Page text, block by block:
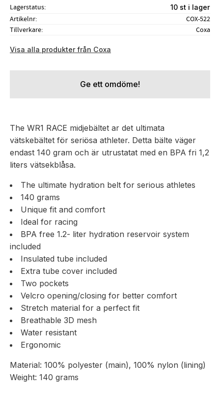
Lagerstatus 10 st i lager
Artikelnr
COX-522
Tillverkare
Coxa
Visa alla produkter från Coxa
Ge ett omdöme!
The WR1 RACE midjebältet ar det ultimata
vätskebältet för seriösa athleter. Detta bälte väger
endast 140 gram och är utrustatat med en BPA fri 1,2
liters vätsekblåsa.
The ultimate hydration belt for serious athletes
140 grams
Unique fit and comfort
Ideal for racing
BPA free 1.2- liter hydration reservoir system
included
Insulated tube included
Extra tube cover included
Two pockets
Velcro opening/closing for better comfort
Stretch material for a perfect fit
Breathable 3D mesh
Water resistant
Ergonomic
Material: 100% polyester (main), 100% nylon (lining)
Weight: 140 grams